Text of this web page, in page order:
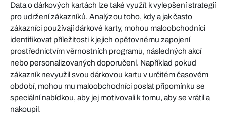
Data o dárkových kartách lze také využít k vylepšení strategií
pro udržení zákazníků. Analýzou toho, kdy a jak často
zákazníci používají dárkové karty, mohou maloobchodníci
identifikovat příležitosti k jejich opětovnému zapojení
prostřednictvím věrnostních programů, následných akcí
nebo personalizovaných doporučení. Například pokud
zákazník nevyužil svou dárkovou kartu v určitém časovém
období, mohou mu maloobchodníci poslat připomínku se
speciální nabídkou, aby jej motivovali k tomu, aby se vrátil a
nakoupil.